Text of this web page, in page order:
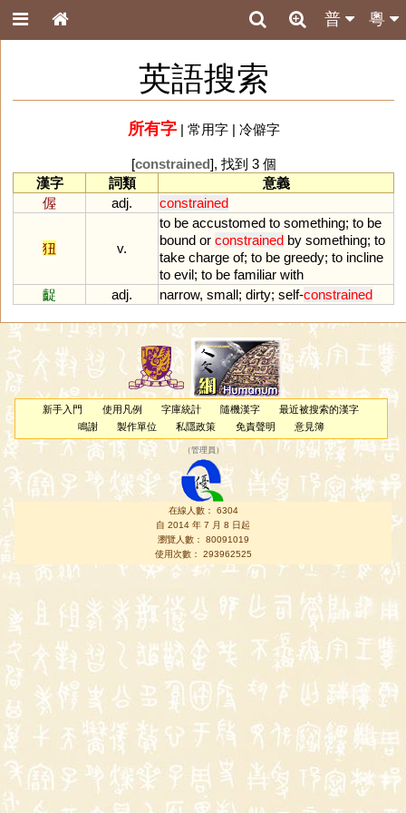
粵
普
英語搜索
所有字| 常用字| 冷僻字
[constrained], 找到 3 個
漢字
詞類
意義
偓
adj. constrained
狃 v.
to be accustomed to something; to be
bound or constrained by something; to
take charge of; to be greedy; to incline
to evil; to be familiar with
齪
adj. narrow, small; dirty; self-constrained
新手入門 使用凡例 字庫統計 隨機漢字
最近被搜索的漢字
鳴謝
製作單位 私隱政策 免責聲明 意見簿
（管理員 ）
在線人數： 6304
自 2014 年 7 月 8 日起
瀏覽人數： 80091019
使用次數： 293962525